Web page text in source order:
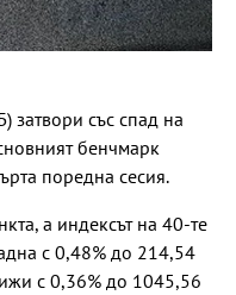
затвори със спад на
бенчмарк
поредна сесия.
а индексът на 40-те
с 0,48% до 214,54
с 0,36% до 1045,56